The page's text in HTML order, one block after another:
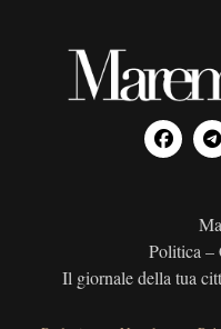
Politica –
Il giornale della tua